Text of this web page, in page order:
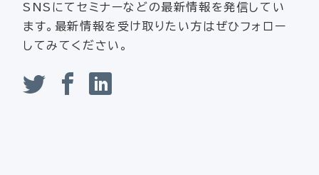
SNSにてセミナーなどの最新情報を発信してい
ます。最新情報を受け取りたい方はぜひフォロー
してみてください。